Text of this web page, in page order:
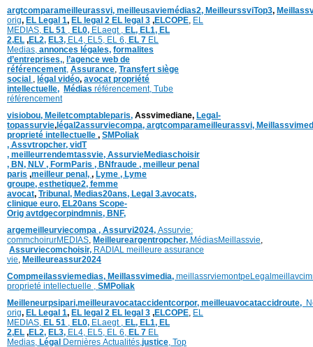
argtcomparameilleurassvi, meilleusaviemédias2, MeilleurssviTop3,
orig, EL Legal 1, EL legal 2 EL legal 3 ,ELCOPE, EL
MEDIAS, EL 51 , EL0, ELaegt , EL, EL1, EL
2,EL ,EL2, EL3, EL4, EL5, EL 6, EL 7 EL
Medias, annonces légales, formalites
d’entreprises,, l’agence web de
référencement, Assurance, Transfert siège
social , légal vidéo, avocat propriété
intellectuelle, Médias référencement, Tube
référencement
visiobou, Meiletcomptableparis, Assvimediane, Legal-
topassurvie, légal2assurviecompa, argtcomparameilleurassvi,
proprieté intellectuelle , SMPoliak
, Assvtropcher, vidT
, meilleurrendemtassvie, AssurvieMediaschoisir
, BN, NLV , FormParis , BNfraude , meilleur penal
paris ,meilleur penal, , Lyme , Lyme
groupe, esthetique2, femme
avocat, Tribunal, Medias20ans, Legal 3,avocats,
clinique euro, EL20ans Scope-
Orig avtdgecorpindmnis, BNF,
argemeilleurviecompa , Assurvi2024, Assurvie:
commchoirurMEDIAS, Meilleureargentropcher, MédiasMeillassvie,
Assurviecomchoisir, RADIAL meilleure assurance
vie, Meilleureassur2024
Compmeilassviemedias, Meillassvimedia, meillassrviemontpe
proprieté intellectuelle , SMPoliak
Meilleneurpsipari,meilleuravocataccidentcorpor, meilleuavocataccidroute,
orig, EL Legal 1, EL legal 2 EL legal 3 ,ELCOPE, EL
MEDIAS, EL 51 , EL0, ELaegt , EL, EL1, EL
2,EL ,EL2, EL3, EL4, EL5, EL 6, EL 7 EL
Medias, Légal Dernières Actualités,justice, Top